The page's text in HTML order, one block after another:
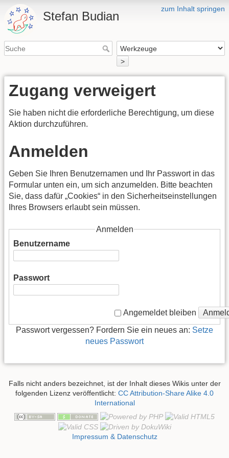
zum Inhalt springen
Stefan Budian
>
Zugang verweigert
Sie haben nicht die erforderliche Berechtigung, um diese
Aktion durchzuführen.
Anmelden
Geben Sie Ihren Benutzernamen und Ihr Passwort in das
Formular unten ein, um sich anzumelden. Bitte beachten
Sie, dass dafür „Cookies“ in den Sicherheitseinstellungen
Ihres Browsers erlaubt sein müssen.
Anmelden
Benutzername
Passwort
Angemeldet bleiben
Passwort vergessen? Fordern Sie ein neues an: Setze
neues Passwort
Falls nicht anders bezeichnet, ist der Inhalt dieses Wikis unter der
folgenden Lizenz veröffentlicht: CC Attribution-Share Alike 4.0
International
Impressum & Datenschutz